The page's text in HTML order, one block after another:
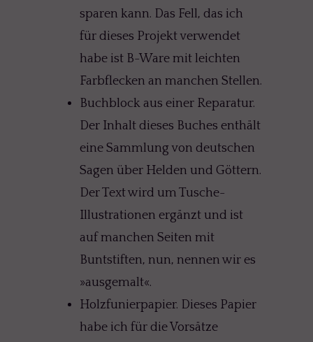
sparen kann. Das Fell, das ich
für dieses Projekt verwendet
habe ist B-Ware mit leichten
Farbflecken an manchen Stellen.
Buchblock aus einer Reparatur.
Der Inhalt dieses Buches enthält
eine Sammlung von deutschen
Sagen über Helden und Göttern.
Der Text wird um Tusche-
Illustrationen ergänzt und ist
auf manchen Seiten mit
Buntstiften, nun, nennen wir es
»ausgemalt«.
Holzfunierpapier. Dieses Papier
habe ich für die Vorsätze